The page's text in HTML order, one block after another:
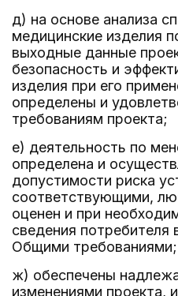
д) на основе анализа
медицинские изделия
выходные данные
безопасность и
изделия при его
определены и
требованиям проекта;
е) деятельность по
определена и
допустимости риска
соответствующими,
оценен и при
сведения потребителя
Общими требованиями;
ж) обеспечены
изменениями проекта,